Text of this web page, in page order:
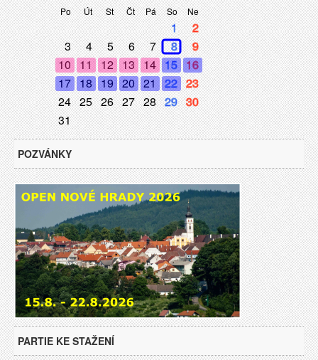
Po Út St Čt Pá So Ne
1
2
3
4 5 6 7 8
9
10
11 12 13 14 15 16
17 18 19 20 21 22 23
24 25 26 27 28 29 30
31
POZVÁNKY
PARTIE KE STAŽENÍ